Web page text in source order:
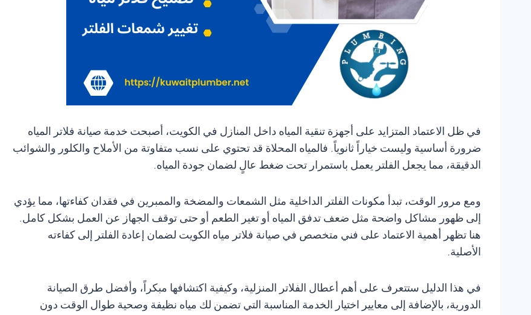
في ظل الاعتماد المتزايد على أجهزة تنقية المياه داخل المنازل في الكويت، أصبحت خدمة صيانة فلاتر المياه
ضرورة أساسية وليست خياراً ثانوياً. فالمياه المحلاة قد تحتوي على نسب متفاوتة من الأملاح والكلور والشوائب
الدقيقة، مما يجعل الفلتر يعمل باستمرار تحت ضغط عالٍ لضمان جودة المياه.
ومع مرور الوقت، تبدأ مكونات الفلتر الداخلية مثل الشمعات والمضخة والممبرين في فقدان كفاءتها، مما يؤدي
إلى ظهور مشاكل واضحة مثل ضعف تدفق المياه أو تغير الطعم أو حتى توقف الجهاز عن العمل بشكل كامل.
هنا تظهر أهمية الاعتماد على فني متخصص في صيانة فلاتر مياه الكويت لضمان إعادة الفلتر إلى كفاءته
الأصلية.
في هذا الدليل ستتعرف على أهم أعطال الفلاتر المنزلية، وكيفية اكتشافها مبكراً، وأفضل طرق الصيانة
الدورية، بالإضافة إلى معايير اختيار الخدمة المناسبة التي تضمن لك مياه نظيفة وصحية طوال الوقت دون